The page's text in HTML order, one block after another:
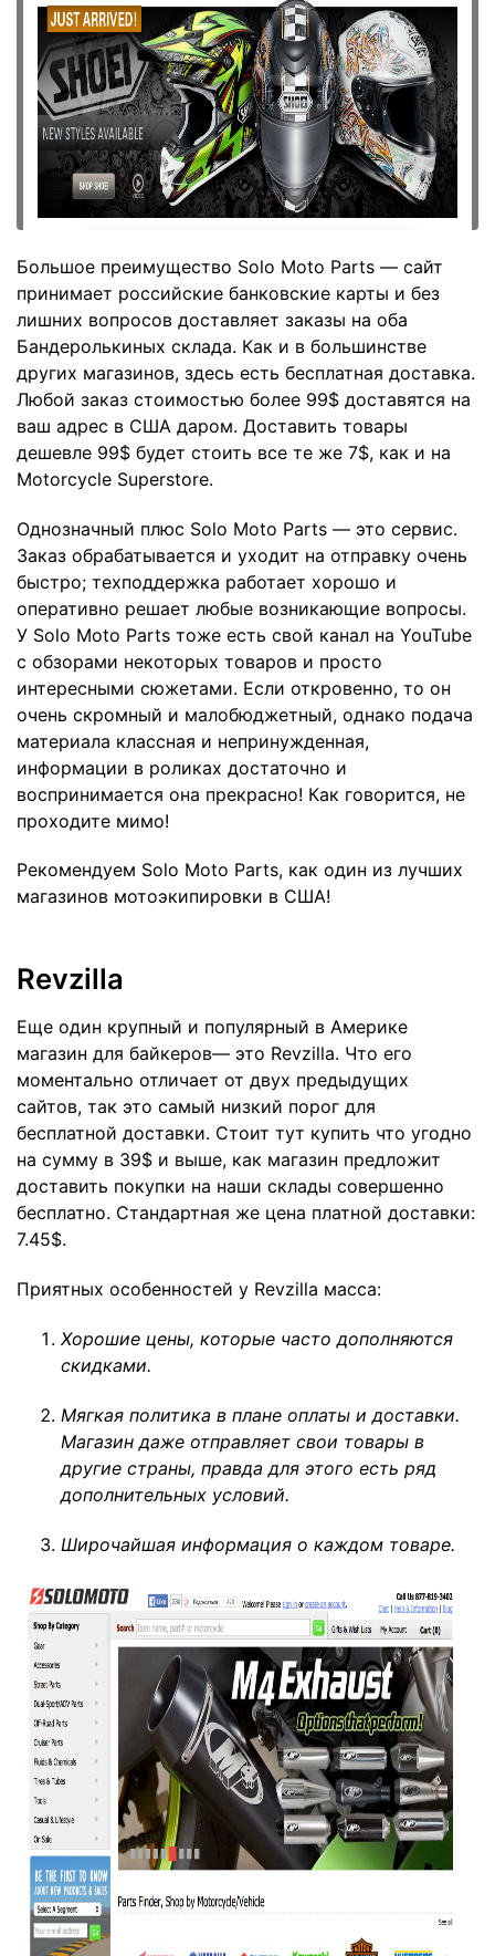
Большое преимущество Solo Moto Parts — сайт
принимает российские банковские карты и без
лишних вопросов доставляет заказы на оба
Бандеролькиных склада. Как и в большинстве
других магазинов, здесь есть бесплатная доставка.
Любой заказ стоимостью более 99$ доставятся на
ваш адрес в США даром. Доставить товары
дешевле 99$ будет стоить все те же 7$, как и на
Motorcycle Superstore.
Однозначный плюс Solo Moto Parts ­— это сервис.
Заказ обрабатывается и уходит на отправку очень
быстро; техподдержка работает хорошо и
оперативно решает любые возникающие вопросы.
У Solo Moto Parts тоже есть свой канал на YouTube
с обзорами некоторых товаров и просто
интересными сюжетами. Если откровенно, то он
очень скромный и малобюджетный, однако подача
материала классная и непринужденная,
информации в роликах достаточно и
воспринимается она прекрасно! Как говорится, не
проходите мимо!
Рекомендуем Solo Moto Parts, как один из лучших
магазинов мотоэкипировки в США!
Revzilla
Еще один крупный и популярный в Америке
магазин для байкеров— это Revzilla. Что его
моментально отличает от двух предыдущих
сайтов, так это самый низкий порог для
бесплатной доставки. Стоит тут купить что угодно
на сумму в 39$ и выше, как магазин предложит
доставить покупки на наши склады совершенно
бесплатно. Стандартная же цена платной доставки:
7.45$.
Приятных особенностей у Revzilla масса:
Хорошие цены, которые часто дополняются
скидками.
Мягкая политика в плане оплаты и доставки.
Магазин даже отправляет свои товары в
другие страны, правда для этого есть ряд
дополнительных условий.
Широчайшая информация о каждом товаре.